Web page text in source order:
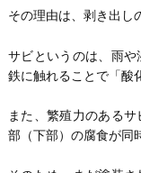
その理由は、剥き出し
サビというのは、雨や
鉄に触れることで「酸
また、繁殖力のある
部（下部）の腐食が同